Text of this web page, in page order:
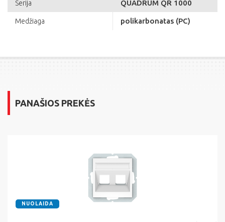
Serija QUADRUM QR 1000
Medžiaga polikarbonatas (PC)
PANAŠIOS PREKĖS
NUOLAIDA